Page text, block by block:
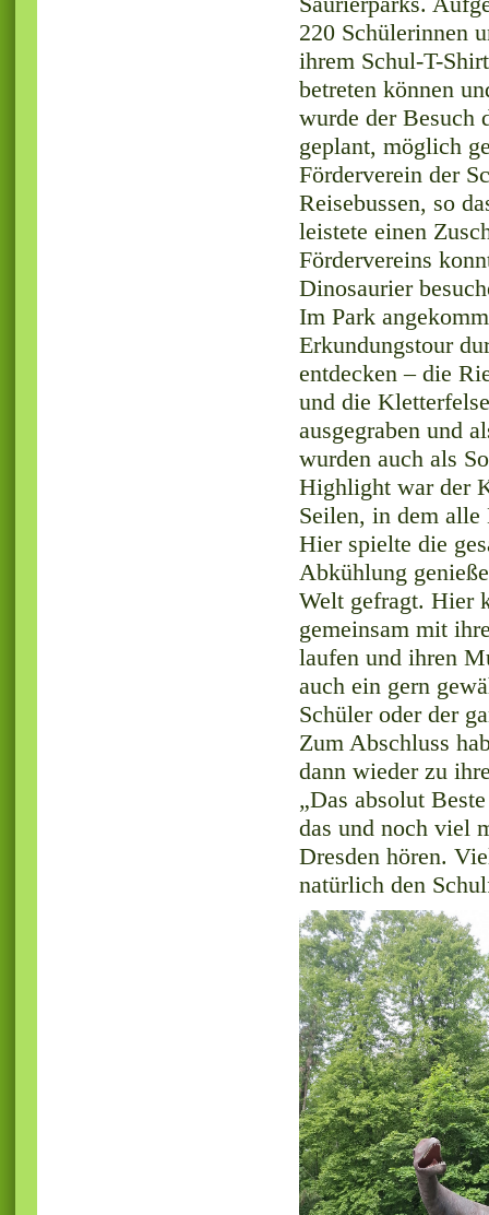
220 Schülerinnen
ihrem Schul-T-
betreten können
wurde der Besuch
geplant, möglich
Förderverein der
Reisebussen, so
leistete einen
Fördervereins
Dinosaurier
Im Park
Erkundungstour
entdecken – die
und die
ausgegraben und
wurden auch als
Highlight war der
Seilen, in dem alle
Hier spielte die
Abkühlung
Welt gefragt. Hier
gemeinsam mit
laufen und ihren
auch ein gern
Schüler oder der
Zum Abschluss
dann wieder zu
„Das absolut
das und noch viel
Dresden hören.
natürlich den